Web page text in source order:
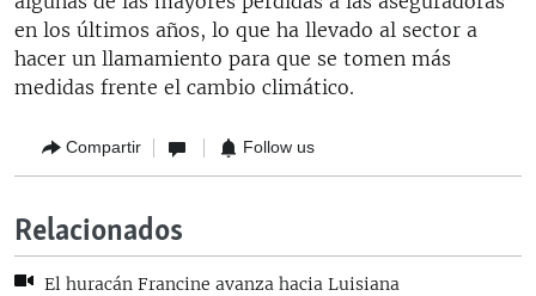
en los últimos años, lo que ha llevado al sector a
hacer un llamamiento para que se tomen más
medidas frente el cambio climático.
Compartir Follow us
Relacionados
El huracán Francine avanza hacia Luisiana